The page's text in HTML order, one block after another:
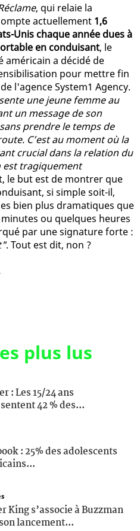
, qui relaie la
actuellement 1,6
Unis chaque année dues à
en conduisant, le
américain a décidé de
pour mettre fin
l'agence System1 Agency.
une jeune femme au
un message de son
prendre le temps de
C’est au moment où la
crucial dans la relation du
est tragiquement
le but est de montrer que
si simple soit-il,
bien plus dramatiques que
ou quelques heures
par une signature forte :
. Tout est dit, non ?
plus lus
: Les 15/24 ans
42 % des...
: 25% des adolescents
King s’associe à Buzzman
lancement...